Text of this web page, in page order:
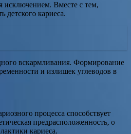
исключением. Вместе с тем,
кариеса.
вскармливания. Формирование
и излишек углеводов в
процесса способствует
предрасположенность, о
кариеса.